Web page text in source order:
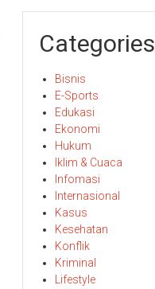
Categories
Bisnis
E-Sports
Edukasi
Ekonomi
Hukum
Iklim & Cuaca
Infomasi
Internasional
Kasus
Kesehatan
Konflik
Kriminal
Lifestyle